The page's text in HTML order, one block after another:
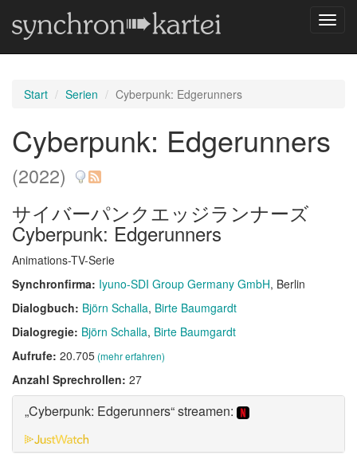
Start Serien Cyberpunk: Edgerunners
Cyberpunk: Edgerunners
(2022)
サイバーパンクエッジランナーズ
Cyberpunk: Edgerunners
Animations-TV-Serie
Synchronfirma: Iyuno-SDI Group Germany GmbH, Berlin
Dialogbuch: Björn Schalla Birte Baumgardt
Dialogregie: Björn Schalla Birte Baumgardt
Aufrufe: 20.705(mehr erfahren)
Anzahl Sprechrollen: 27
„Cyberpunk: Edgerunners“ streamen: